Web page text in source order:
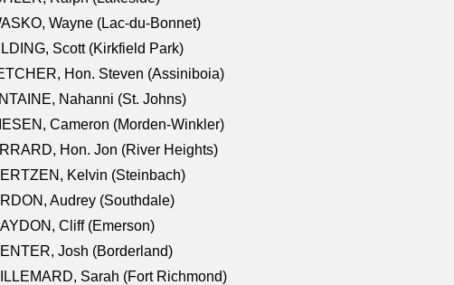
Wayne (Lac-du-Bonnet)
Scott (Kirkfield Park)
Hon. Steven (Assiniboia)
Nahanni (St. Johns)
Cameron (Morden-Winkler)
Hon. Jon (River Heights)
Kelvin (Steinbach)
Audrey (Southdale)
Cliff (Emerson)
Josh (Borderland)
Sarah (Fort Richmond)